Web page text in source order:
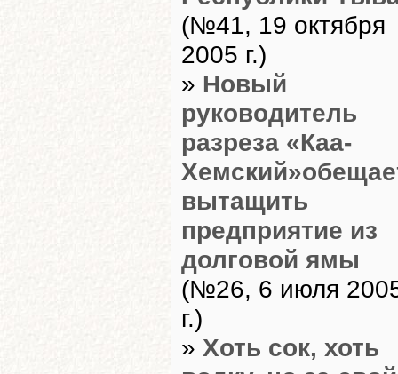
(№41, 19 октября
2005 г.)
» Новый
руководитель
разреза «Каа-
вытащить
предприятие из
долговой ямы
(№26, 6 июля
г.)
» Хоть сок, хоть